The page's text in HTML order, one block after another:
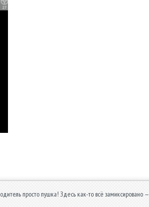
просто пушка! Здесь как-то всё замиксировано